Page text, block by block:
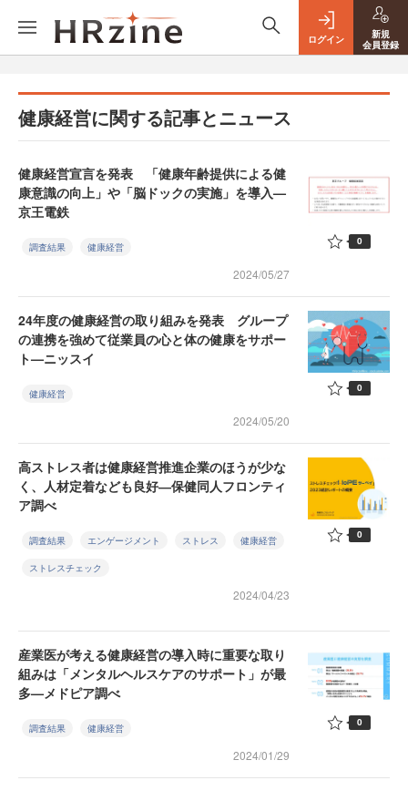
ログイン
新規
会員登録
健康経営に関する記事とニュース
健康経営宣言を発表 「健康年齢提供による健
康意識の向上」や「脳ドックの実施」を導入—
京王電鉄
調査結果 健康経営
2024/05/27
0
24年度の健康経営の取り組みを発表 グループ
の連携を強めて従業員の心と体の健康をサポー
ト—ニッスイ
健康経営
2024/05/20
0
高ストレス者は健康経営推進企業のほうが少な
く、人材定着なども良好―保健同人フロンティ
ア調べ
調査結果 エンゲージメント ストレス 健康経営
ストレスチェック
2024/04/23
0
産業医が考える健康経営の導入時に重要な取り
組みは「メンタルヘルスケアのサポート」が最
多—メドピア調べ
調査結果 健康経営
2024/01/29
0